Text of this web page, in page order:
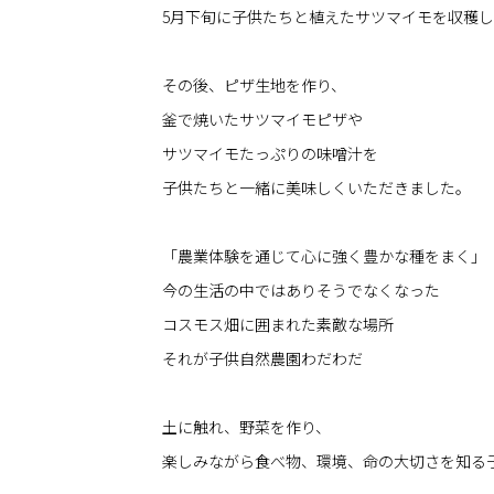
5月下旬に子供たちと植えたサツマイモを収穫し
その後、ピザ生地を作り、
釜で焼いたサツマイモピザや
サツマイモたっぷりの味噌汁を
子供たちと一緒に美味しくいただきました。
「農業体験を通じて心に強く豊かな種をまく」
今の生活の中ではありそうでなくなった
コスモス畑に囲まれた素敵な場所
それが子供自然農園わだわだ
土に触れ、野菜を作り、
楽しみながら食べ物、環境、命の大切さを知る